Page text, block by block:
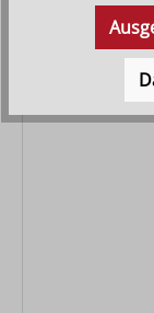
Regulärer